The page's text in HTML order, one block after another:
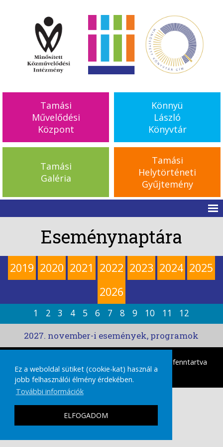
Ez a weboldal sütiket (cookie-kat) használ a
jobb felhasználói élmény érdekében.
További információk
ELFOGADOM
Tamási
Művelődési
Központ
Könnyü
László
Könyvtár
Tamási
Galéria
Tamási
Helytörténeti
Gyűjtemény
Eseménynaptára
2019 2020 2021 2022 2023 2024 2025
2026
1 2 3 4 5 6 7 8 9 10 11
12
2027. november-i események, programok
Copyright © 2026 Minden Jog fenntartva
IMPRESSZUM|ADATVÉDELMI TÁJÉKOZTATÓ